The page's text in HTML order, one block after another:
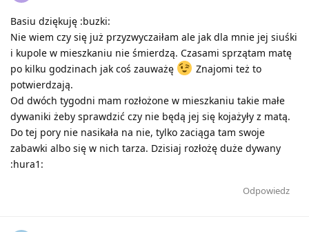
Basiu dziękuję :buzki:
Nie wiem czy się już przyzwyczaiłam ale jak dla mnie jej siuśki
i kupole w mieszkaniu nie śmierdzą. Czasami sprzątam matę
po kilku godzinach jak coś zauważę
Znajomi też to
potwierdzają.
Od dwóch tygodni mam rozłożone w mieszkaniu takie małe
dywaniki żeby sprawdzić czy nie będą jej się kojażyły z matą.
Do tej pory nie nasikała na nie, tylko zaciąga tam swoje
zabawki albo się w nich tarza. Dzisiaj rozłożę duże dywany
:hura1:
Odpowiedz